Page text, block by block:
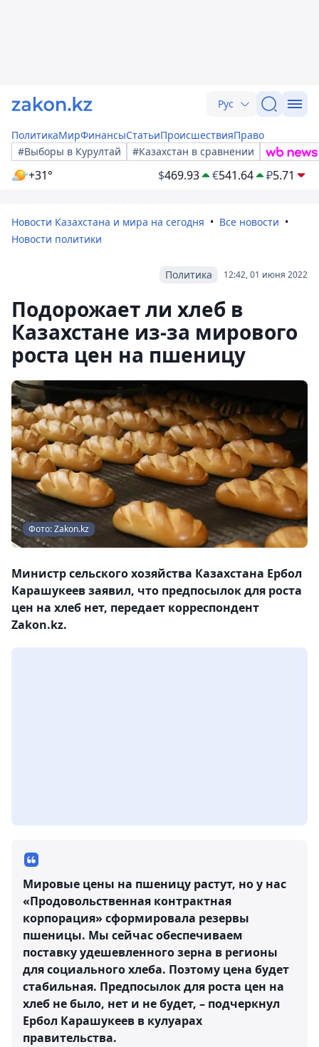
Рус
ПолитикаМирФинансыСтатьиПроисшествияПраво
#Выборы в Курултай
#Казахстан в сравнении
+31° $469.93 €541.64 ₽5.71
Новости Казахстана и мира на сегодня
Все новости
Новости политики
12:42, 01 июня 2022
Политика
Подорожает ли хлеб в
Казахстане из-за мирового
роста цен на пшеницу
Фото: Zakon.kz
Министр сельского хозяйства Казахстана Ербол
Карашукеев заявил, что предпосылок для роста
цен на хлеб нет, передает корреспондент
Zakon.kz.
Мировые цены на пшеницу растут, но у нас
«Продовольственная контрактная
корпорация» сформировала резервы
пшеницы. Мы сейчас обеспечиваем
поставку удешевленного зерна в регионы
для социального хлеба. Поэтому цена будет
стабильная. Предпосылок для роста цен на
хлеб не было, нет и не будет, – подчеркнул
Ербол Карашукеев в кулуарах
правительства.